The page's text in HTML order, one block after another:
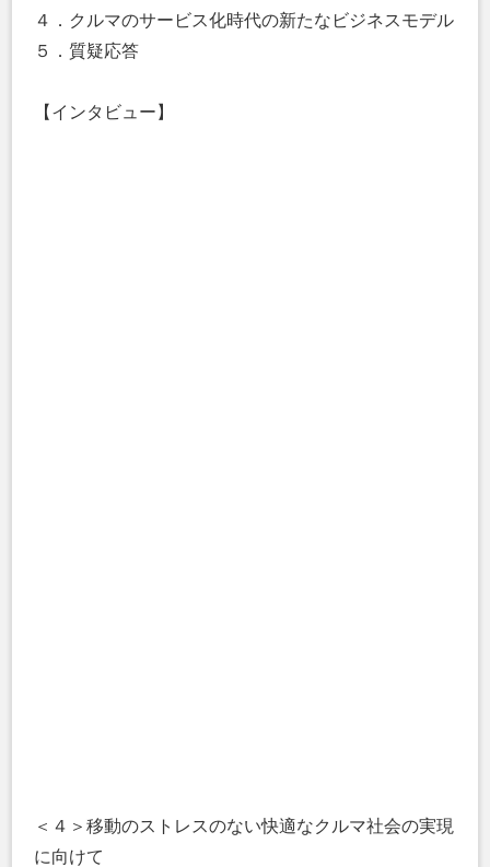
４．クルマのサービス化時代の新たなビジネスモデル
５．質疑応答
【インタビュー】
＜４＞移動のストレスのない快適なクルマ社会の実現
に向けて